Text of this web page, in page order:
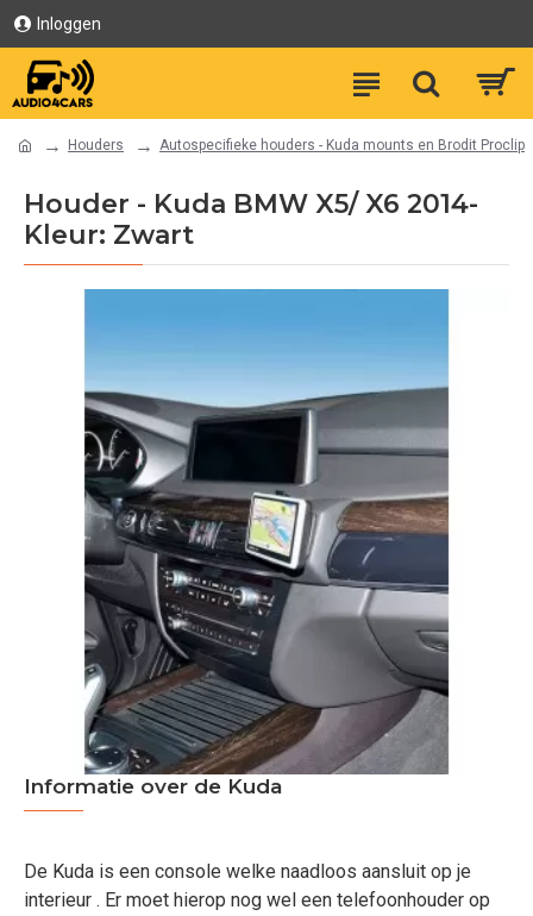
Inloggen
Houders Autospecifieke houders - Kuda mounts en Brodit Proclip
Houder - Kuda BMW X5/ X6 2014-
Kleur: Zwart
Informatie over de Kuda
De Kuda is een console welke naadloos aansluit op je
interieur . Er moet hierop nog wel een telefoonhouder op